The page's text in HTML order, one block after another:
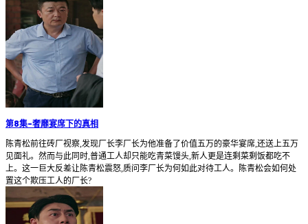
第8集-奢靡宴席下的真相
陈青松前往砖厂视察,发现厂长李厂长为他准备了价值五万的豪华宴席,还送上五万
见面礼。然而与此同时,普通工人却只能吃青菜馒头,新人更是连剩菜剩饭都吃不
上。这一巨大反差让陈青松震怒,质问李厂长为何如此对待工人。陈青松会如何处
置这个欺压工人的厂长?